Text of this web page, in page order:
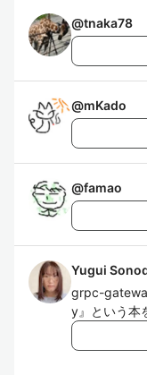
@tnaka78
@mKado
@famao
Yugui
grpc-
y』という本